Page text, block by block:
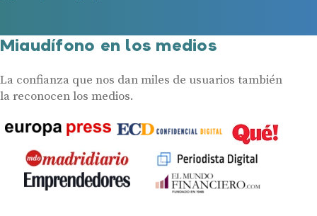
Miaudífono en los medios
La confianza que nos dan miles de usuarios también
la reconocen los medios.